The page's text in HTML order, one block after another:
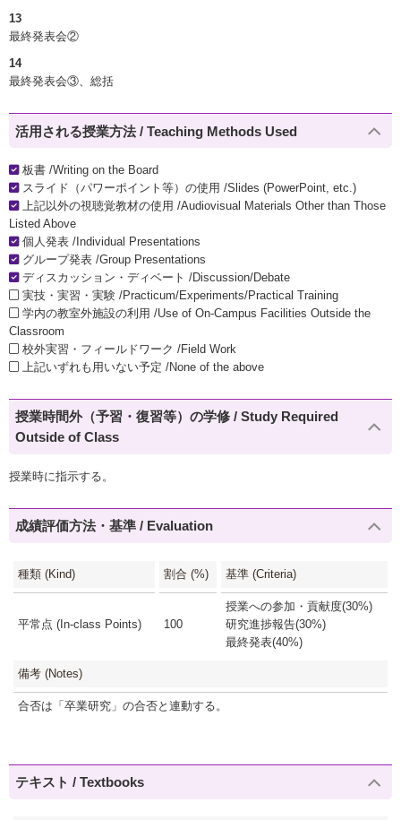
13
最終発表会②
14
最終発表会③、総括
活用される授業方法 / Teaching Methods Used
板書 /Writing on the Board
スライド（パワーポイント等）の使用 /Slides (PowerPoint, etc.)
上記以外の視聴覚教材の使用 /Audiovisual Materials Other than Those
Listed Above
個人発表 /Individual Presentations
グループ発表 /Group Presentations
ディスカッション・ディベート /Discussion/Debate
実技・実習・実験 /Practicum/Experiments/Practical Training
学内の教室外施設の利用 /Use of On-Campus Facilities Outside the
Classroom
校外実習・フィールドワーク /Field Work
上記いずれも用いない予定 /None of the above
授業時間外（予習・復習等）の学修 / Study Required
Outside of Class
授業時に指示する。
成績評価方法・基準 / Evaluation
種類 (Kind) 割合 (%) 基準 (Criteria)
平常点 (In-class Points) 100
授業への参加・貢献度(30%)
研究進捗報告(30%)
最終発表(40%)
備考 (Notes)
合否は「卒業研究」の合否と連動する。
テキスト / Textbooks